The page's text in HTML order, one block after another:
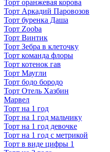
Торт оранжевая корова
Торт Аркадий Паровозов
Торт буренка Даша
Торт Zooba
Торт Винтик
Торт Зебра в клеточку
Торт команда флоры
Торт котенок гав
Торт Маугли
Торт бодо бородо
Торт Отель Хазбин
Марвел
Торт на 1 год
Торт на 1 год мальчику
Торт на 1 год девочке
Торт на 1 год с метрикой
Торт в виде цифры 1